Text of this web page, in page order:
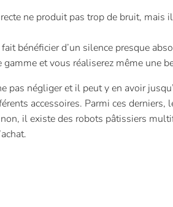
ne produit pas trop de bruit, mais
bénéficier d’un silence presque
et vous réaliserez même une
pas négliger et il peut y en avoir
accessoires. Parmi ces derniers,
il existe des robots pâtissiers